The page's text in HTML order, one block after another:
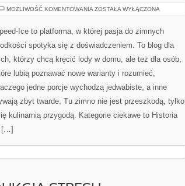
MOŻLIWOŚĆ KOMENTOWANIA TRENDY
LODÓW
ZOSTAŁA WYŁĄCZONA
Ice to platforma, w której pasja do zimnych
spotyka się z doświadczeniem. To blog dla
którzy chcą kręcić lody w domu, ale też dla osób,
lubią poznawać nowe warianty i rozumieć,
jedne porcje wychodzą jedwabiste, a inne
zbyt twarde. Tu zimno nie jest przeszkodą, tylko
kulinarnią przygodą. Kategorie ciekawe to Historia
[…]